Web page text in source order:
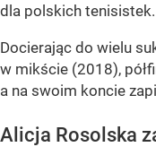
dla polskich tenisistek.
Docierając do wielu
w mikście (2018),
a na swoim koncie
Alicja Rosolska